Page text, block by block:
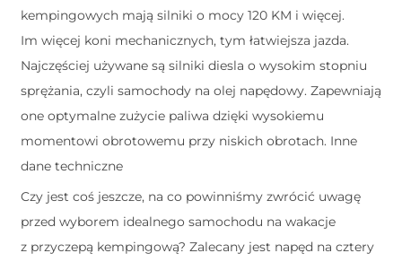
kempingowych mają silniki o mocy 120 KM i więcej.
Im więcej koni mechanicznych, tym łatwiejsza jazda.
Najczęściej używane są silniki diesla o wysokim stopniu
sprężania, czyli samochody na olej napędowy. Zapewniają
one optymalne zużycie paliwa dzięki wysokiemu
momentowi obrotowemu przy niskich obrotach. Inne
dane techniczne
Czy jest coś jeszcze, na co powinniśmy zwrócić uwagę
przed wyborem idealnego samochodu na wakacje
z przyczepą kempingową? Zalecany jest napęd na cztery